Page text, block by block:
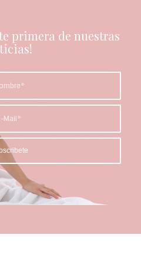
primera de nuestras